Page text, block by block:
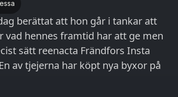
berättat att hon går i tankar att
vad hennes framtid har att ge men
sätt reenacta Frändfors Insta
av tjejerna har köpt nya byxor på